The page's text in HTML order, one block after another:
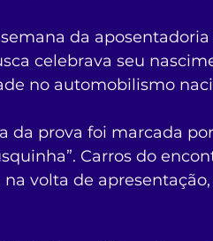
da
celebrava seu
no automobilismo
da prova foi marcada
Carros do
volta de